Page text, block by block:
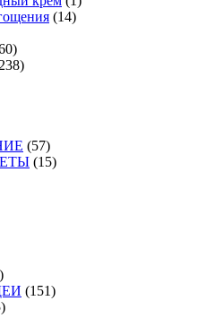
(14)
(57)
(15)
(151)